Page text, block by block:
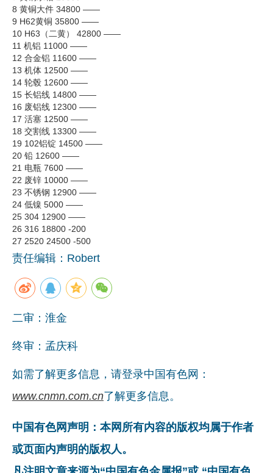
8 黄铜大件 34800 ——
9 H62黄铜 35800 ——
10 H63（二黄） 42800 ——
11 机铝 11000 ——
12 合金铝 11600 ——
13 机体 12500 ——
14 轮毂 12600 ——
15 长铝线 14800 ——
16 废铝线 12300 ——
17 活塞 12500 ——
18 交割线 13300 ——
19 102铝锭 14500 ——
20 铅 12600 ——
21 电瓶 7600 ——
22 废锌 10000 ——
23 不锈钢 12900 ——
24 低镍 5000 ——
25 304 12900 ——
26 316 18800 -200
27 2520 24500 -500
责任编辑：Robert
二审：淮金
终审：孟庆科
如需了解更多信息，请登录中国有色网：
www.cnmn.com.cn了解更多信息。
中国有色网声明：本网所有内容的版权均属于作者
或页面内声明的版权人。